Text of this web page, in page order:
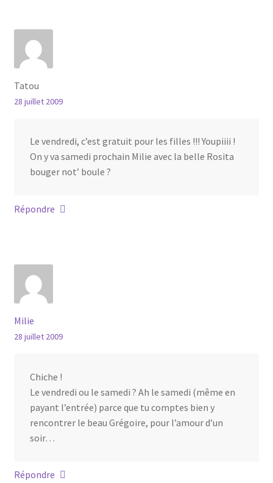
Tatou
28 juillet 2009
Le vendredi, c’est gratuit pour les filles !!! Youpiiii !
On y va samedi prochain Milie avec la belle Rosita
bouger not’ boule ?
Répondre
Milie
28 juillet 2009
Chiche !
Le vendredi ou le samedi ? Ah le samedi (même en
payant l’entrée) parce que tu comptes bien y
rencontrer le beau Grégoire, pour l’amour d’un
soir…
Répondre